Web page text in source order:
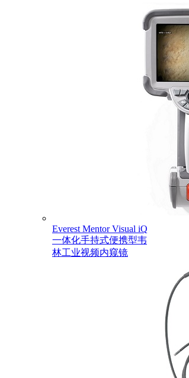
Everest Mentor Visual iQ
一体化手持式便携型韦
林工业视频内窥镜